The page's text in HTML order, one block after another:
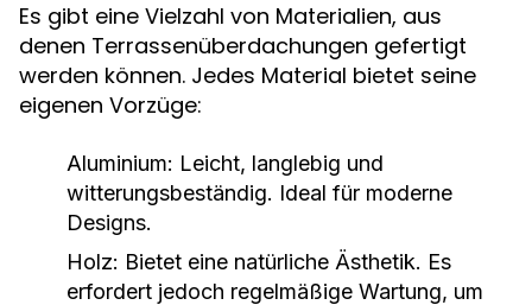
Es gibt eine Vielzahl von Materialien, aus
denen Terrassenüberdachungen gefertigt
werden können. Jedes Material bietet seine
eigenen Vorzüge:
Aluminium: Leicht, langlebig und
witterungsbeständig. Ideal für moderne
Designs.
Holz: Bietet eine natürliche Ästhetik. Es
erfordert jedoch regelmäßige Wartung, um